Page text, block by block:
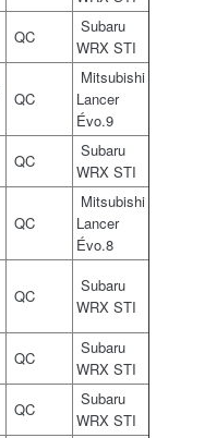
QC
Subaru
WRX STI
QC
Mitsubishi
Lancer
Évo.9
QC
Subaru
WRX STI
QC
Mitsubishi
Lancer
Évo.8
QC
Subaru
WRX STI
QC
Subaru
WRX STI
QC
Subaru
WRX STI